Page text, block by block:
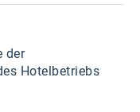
der
Hotelbetriebs